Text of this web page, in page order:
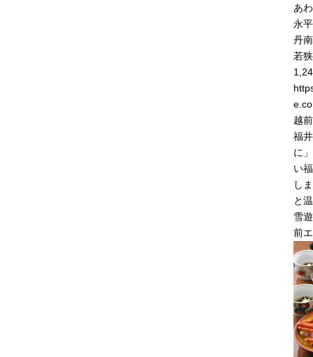
あ
永
丹南
若
越
福
に
い
し
と
雪
前